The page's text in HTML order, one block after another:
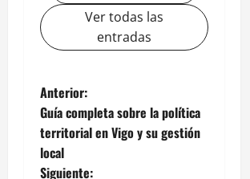
Ver todas las
entradas
N
a
v
Anterior:
Guía completa sobre la política
territorial en Vigo y su gestión
local
Siguiente: